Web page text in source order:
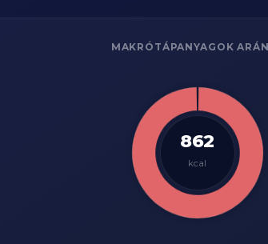
MAKRÓTÁPANYAGOK
862
kcal